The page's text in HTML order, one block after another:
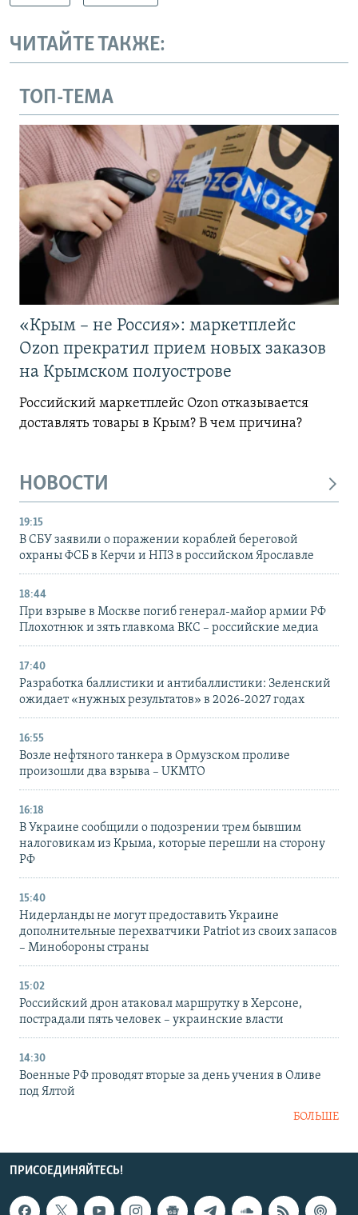
ЧИТАЙТЕ ТАКЖЕ:
ТОП-ТЕМА
«Крым – не Россия»: маркетплейс
Ozon прекратил прием новых заказов
на Крымском полуострове
Российский маркетплейс Ozon отказывается
доставлять товары в Крым? В чем причина?
НОВОСТИ
19:15
В СБУ заявили о поражении кораблей береговой
охраны ФСБ в Керчи и НПЗ в российском Ярославле
18:44
При взрыве в Москве погиб генерал-майор армии РФ
Плохотнюк и зять главкома ВКС – российские медиа
17:40
Разработка баллистики и антибаллистики: Зеленский
ожидает «нужных результатов» в 2026-2027 годах
16:55
Возле нефтяного танкера в Ормузском проливе
произошли два взрыва – UKMTO
16:18
В Украине сообщили о подозрении трем бывшим
налоговикам из Крыма, которые перешли на сторону
РФ
15:40
Нидерланды не могут предоставить Украине
дополнительные перехватчики Patriot из своих запасов
– Минобороны страны
15:02
Российский дрон атаковал маршрутку в Херсоне,
пострадали пять человек – украинские власти
14:30
Военные РФ проводят вторые за день учения в Оливе
под Ялтой
БОЛЬШЕ
ПРИСОЕДИНЯЙТЕСЬ!